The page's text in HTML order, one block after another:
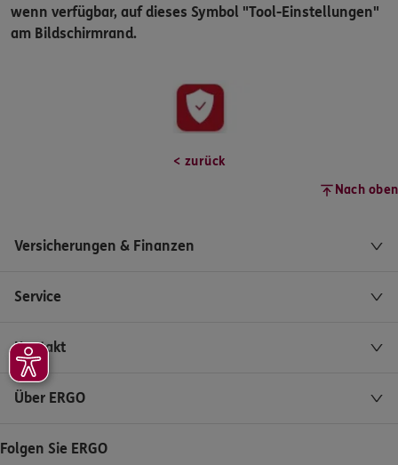
wenn verfügbar, auf dieses Symbol "Tool-Einstellungen"
am Bildschirmrand.
< zurück
Nach oben
Versicherungen & Finanzen
Service
Kontakt
Über ERGO
Folgen Sie ERGO